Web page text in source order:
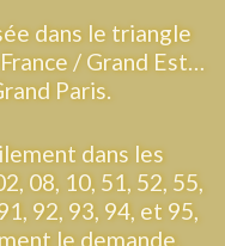
dans le triangle
/ Grand Est…
Paris.
dans les
08, 10, 51, 52, 55,
92, 93, 94, et 95,
le demande.